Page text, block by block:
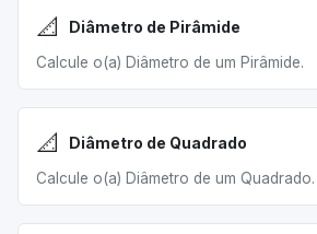
📐 Diâmetro de Pirâmide
Calcule o(a) Diâmetro de um Pirâmide.
📐 Diâmetro de Quadrado
Calcule o(a) Diâmetro de um Quadrado.